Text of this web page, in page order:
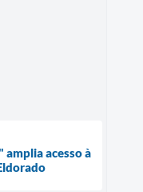
acesso à